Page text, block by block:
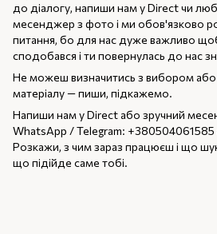
до діалогу, напиши нам у Direct чи
месенджер з фото і ми обов'язково
питання, бо для нас дуже важливо
сподобався і ти повернулась до нас
Не можеш визначитись з вибором
матеріалу — пиши, підкажемо.
Напиши нам у Direct або зручний
WhatsApp / Telegram:
Розкажи, з чим зараз працюєш і що
що підійде саме тобі.